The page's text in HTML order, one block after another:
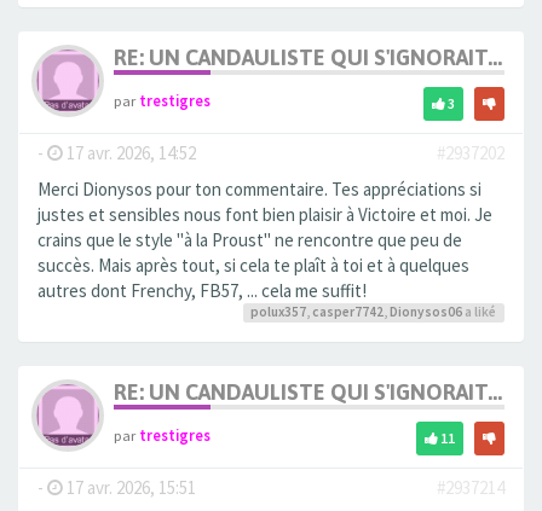
RE: UN CANDAULISTE QUI S'IGNORAIT...
partrestigres 3
- 17 avr. 2026, 14:52
#2937202
Merci Dionysos pour ton commentaire. Tes appréciations si
justes et sensibles nous font bien plaisir à Victoire et moi. Je
crains que le style "à la Proust" ne rencontre que peu de
succès. Mais après tout, si cela te plaît à toi et à quelques
autres dont Frenchy, FB57, ... cela me suffit!
polux357, casper7742, Dionysos06 a liké
RE: UN CANDAULISTE QUI S'IGNORAIT...
partrestigres 11
- 17 avr. 2026, 15:51
#2937214